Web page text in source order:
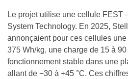
Le projet utilise une cellule
System Technology. En 2025,
annonçaient pour ces cellules
375 Wh/kg, une charge de 15 à
fonctionnement stable dans une
allant de −30 à +45 °C. Ces